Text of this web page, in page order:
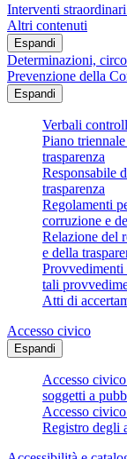
Interventi
Altri contenuti
Espandi
Determinazioni,
Prevenzione della
Espandi
Verbali
Piano
trasparenza
Responsabile
trasparenza
Regolamenti
corruzione e
Relazione del
e della
tali
Atti di
Accesso civico
Espandi
Accesso
soggetti a
Accesso
Registro degli